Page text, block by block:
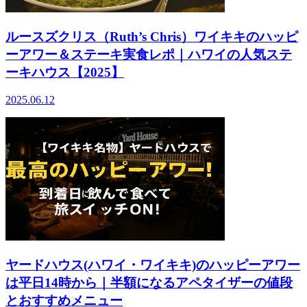
ルースズクリス（Ruth’s Chris）ワイキキのハッピ
ーアワー＆ステーキ実食レポ｜ハワイの人気ステ
ーキハウス【2025】
2025.06.12
ヤードハウス(ハワイ・ワイキキ)のハッピーアワー
は平日14時から｜半額になるアペタイザーの値段
とおすすめメニュー